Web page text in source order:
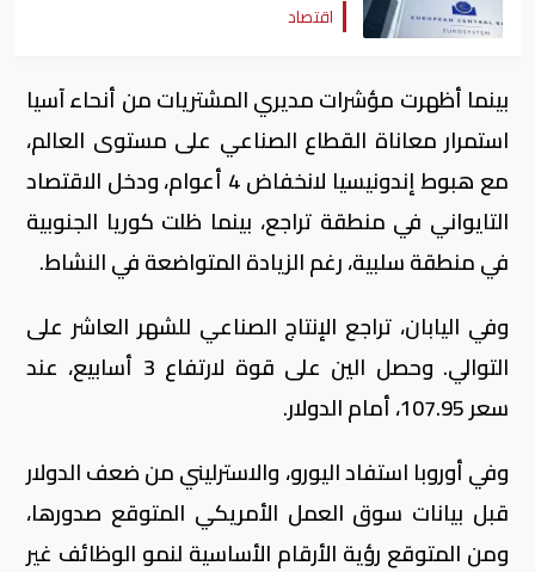
اقتصاد
بينما أظهرت مؤشرات مديري المشتريات من أنحاء آسيا
استمرار معاناة القطاع الصناعي على مستوى العالم،
مع هبوط إندونيسيا لانخفاض 4 أعوام، ودخل الاقتصاد
التايواني في منطقة تراجع، بينما ظلت كوريا الجنوبية
في منطقة سلبية، رغم الزيادة المتواضعة في النشاط.
وفي اليابان، تراجع الإنتاج الصناعي للشهر العاشر على
التوالي. وحصل الين على قوة لارتفاع 3 أسابيع، عند
سعر 107.95، أمام الدولار
.
وفي أوروبا استفاد اليورو، والاسترليني من ضعف الدولار
قبل بيانات سوق العمل الأمريكي المتوقع صدورها،
ومن المتوقع رؤية الأرقام الأساسية لنمو الوظائف غير